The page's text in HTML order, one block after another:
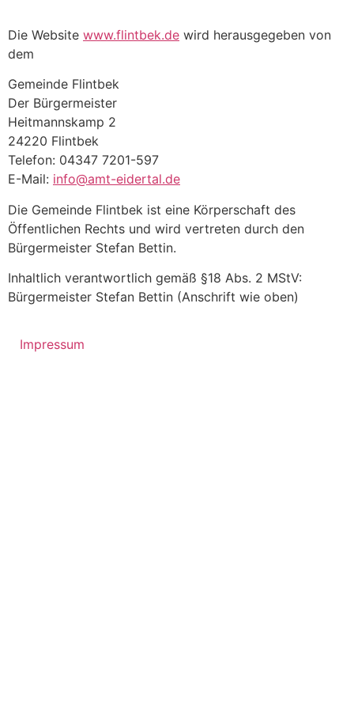
Inhalt
springen
Die Website www.flintbek.de wird herausgegeben von
dem
Gemeinde Flintbek
Der Bürgermeister
Heitmannskamp 2
24220 Flintbek
Telefon: 04347 7201-597
E-Mail: info@amt-eidertal.de
Die Gemeinde Flintbek ist eine Körperschaft des
Öffentlichen Rechts und wird vertreten durch den
Bürgermeister Stefan Bettin.
Inhaltlich verantwortlich gemäß §18 Abs. 2 MStV:
Bürgermeister Stefan Bettin (Anschrift wie oben)
Impressum